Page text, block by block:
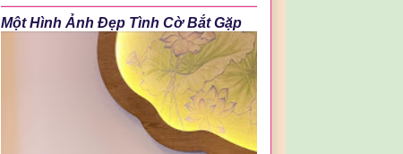
Một Hình Ảnh Đẹp Tình Cờ Bắt Gặp